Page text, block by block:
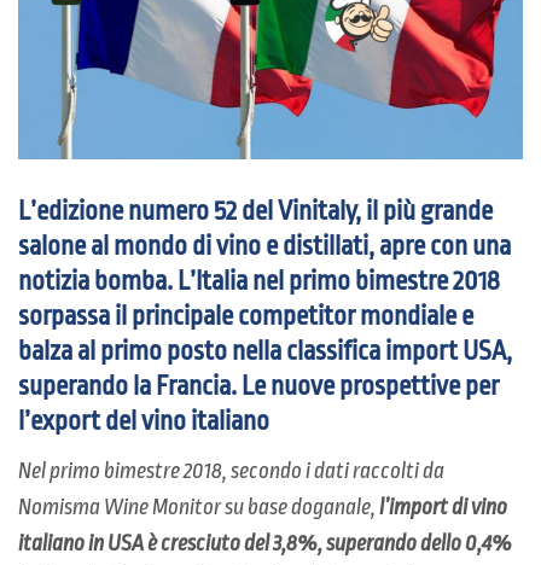
L’edizione numero 52 del Vinitaly, il più grande
salone al mondo di vino e distillati, apre con una
notizia bomba. L’Italia nel primo bimestre 2018
sorpassa il principale competitor mondiale e
balza al primo posto nella classifica import USA,
superando la Francia. Le nuove prospettive per
l’export del vino italiano
Nel primo bimestre 2018, secondo i dati raccolti da
Nomisma Wine Monitor su base doganale, l’import di vino
italiano in USA è cresciuto del 3,8%, superando dello 0,4%